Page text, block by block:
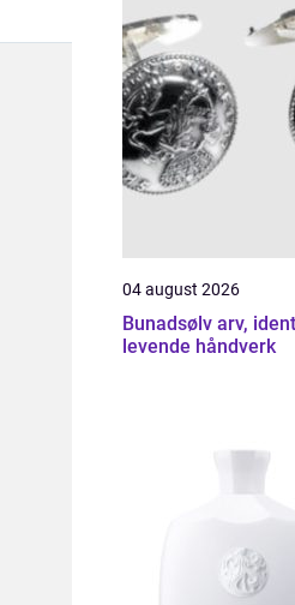
04 august 2026
Bunadsølv arv, identitet og
levende håndverk